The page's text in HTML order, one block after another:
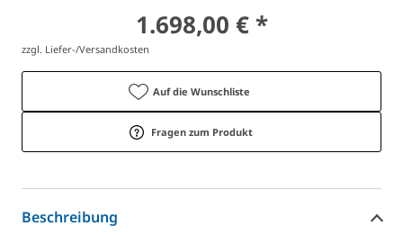
1.698,00 € *
zzgl. Liefer-/Versandkosten
Auf die Wunschliste
Fragen zum Produkt
Beschreibung